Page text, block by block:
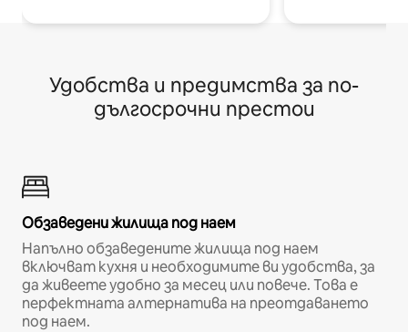
Удобства и предимства за по-
дългосрочни престои
Обзаведени жилища под наем
Напълно обзаведените жилища под наем
включват кухня и необходимите ви удобства, за
да живеете удобно за месец или повече. Това е
перфектната алтернатива на преотдаването
под наем.